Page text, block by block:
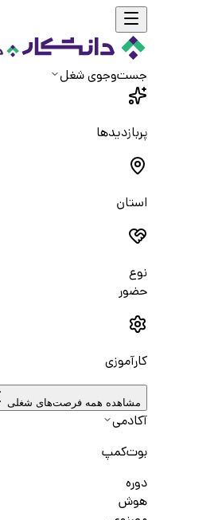
جست‌و‌جوی شغل
پربازدیدها
استان
نوع
حضور
کارآموزی
مشاهده همه فرصت‌های شغلی
آکادمی
بوت‌کمپ
دوره
هوش